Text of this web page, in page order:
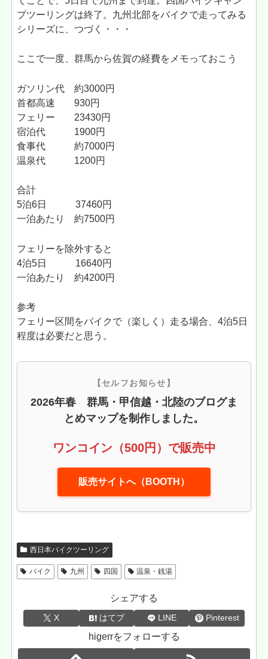
プツーリングは終了。九州北部をバイクで走ってみる
シリーズに、つづく・・・
ここで一度、群馬から佐賀の経費をメモっておこう
ガソリン代 約3000円
首都高速 930円
フェリー 23430円
宿泊代 1900円
食事代 約7000円
温泉代 1200円
合計
5泊6日 37460円
一泊あたり 約7500円
フェリーを除外すると
4泊5日 16640円
一泊あたり 約4200円
参考
フェリー区間をバイクで（楽しく）走る場合、4泊5日
程度は必要だと思う。
【セルフお知らせ】
2026年春 群馬・甲信越・北陸のブログま
とめマップを制作しました。
ワンコイン（500円）で販売中
販売サイトへ（BOOTH）
西日本バイクツーリング
バイク 九州 四国 温泉・銭湯
シェアする
X はてブ LINE Pinterest
higerrをフォローする